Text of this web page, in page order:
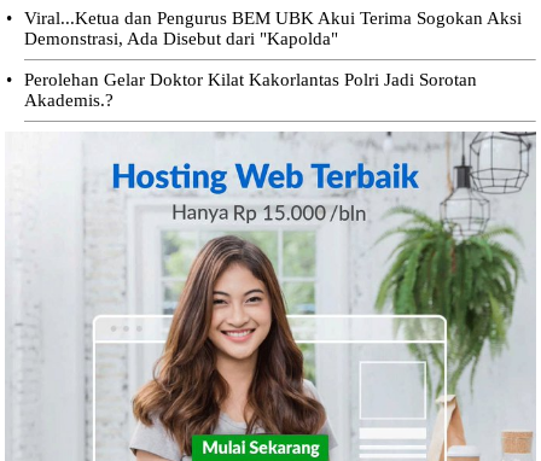
•
Viral...Ketua dan Pengurus BEM UBK Akui Terima Sogokan Aksi
Demonstrasi, Ada Disebut dari "Kapolda"
•
Perolehan Gelar Doktor Kilat Kakorlantas Polri Jadi Sorotan
Akademis.?